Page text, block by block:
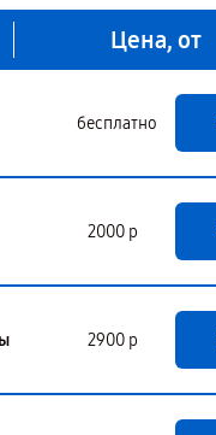
Цена, от
бесплатно
2000 р
2900 р